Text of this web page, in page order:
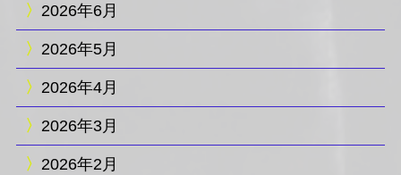
2026年6月
2026年5月
2026年4月
2026年3月
2026年2月